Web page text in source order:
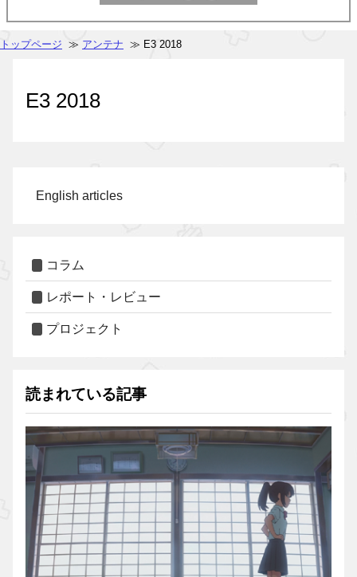
トップページ ≫ アンテナ ≫ E3 2018
E3 2018
English articles
コラム
レポート・レビュー
プロジェクト
読まれている記事